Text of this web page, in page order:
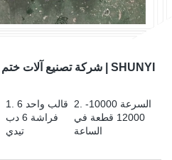
شركة تصنيع آلات ختم أكواب اللبن الرائب المخصصة | SHUNYI
1. قالب واحد 6
فراشة 6 دب
تيدي
2. السرعة 10000-
12000 قطعة في
الساعة